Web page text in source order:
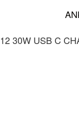
30W USB C